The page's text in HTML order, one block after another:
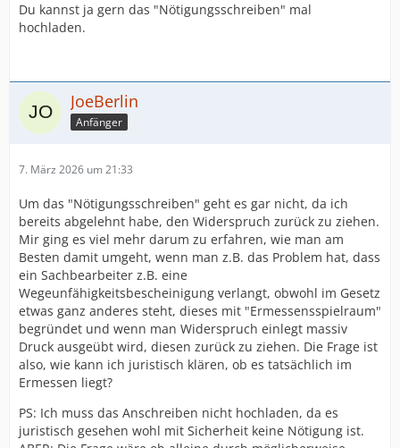
Du kannst ja gern das "Nötigungsschreiben" mal
hochladen.
JoeBerlin
Anfänger
7. März 2026 um 21:33
Um das "Nötigungsschreiben" geht es gar nicht, da ich
bereits abgelehnt habe, den Widerspruch zurück zu ziehen.
Mir ging es viel mehr darum zu erfahren, wie man am
Besten damit umgeht, wenn man z.B. das Problem hat, dass
ein Sachbearbeiter z.B. eine
Wegeunfähigkeitsbescheinigung verlangt, obwohl im Gesetz
etwas ganz anderes steht, dieses mit "Ermessensspielraum"
begründet und wenn man Widerspruch einlegt massiv
Druck ausgeübt wird, diesen zurück zu ziehen. Die Frage ist
also, wie kann ich juristisch klären, ob es tatsächlich im
Ermessen liegt?
PS: Ich muss das Anschreiben nicht hochladen, da es
juristisch gesehen wohl mit Sicherheit keine Nötigung ist.